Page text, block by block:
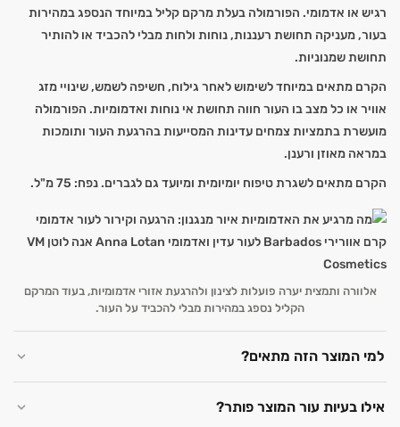
רגיש או אדמומי. הפורמולה בעלת מרקם קליל במיוחד הנספג במהירות
בעור, מעניקה תחושת רעננות, נוחות ולחות מבלי להכביד או להותיר
תחושת שמנוניות.
הקרם מתאים במיוחד לשימוש לאחר גילוח, חשיפה לשמש, שינויי מזג
אוויר או כל מצב בו העור חווה תחושת אי נוחות ואדמומיות. הפורמולה
מועשרת בתמציות צמחים עדינות המסייעות בהרגעת העור ותומכות
במראה מאוזן ורענן.
הקרם מתאים לשגרת טיפוח יומיומית ומיועד גם לגברים. נפח: 75 מ"ל.
אלוורה ותמצית יערה פועלות לצינון ולהרגעת אזורי אדמומיות, בעוד המרקם
הקליל נספג במהירות מבלי להכביד על העור.
למי המוצר הזה מתאים?
אילו בעיות עור המוצר פותר?